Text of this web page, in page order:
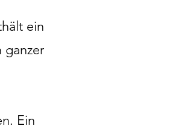
ein
ganzer
Ein